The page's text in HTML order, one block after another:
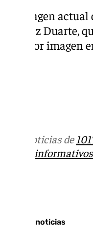
La imagen
Álvarez Duarte,
anterior imagen
Más noticias de
Últimas noticias